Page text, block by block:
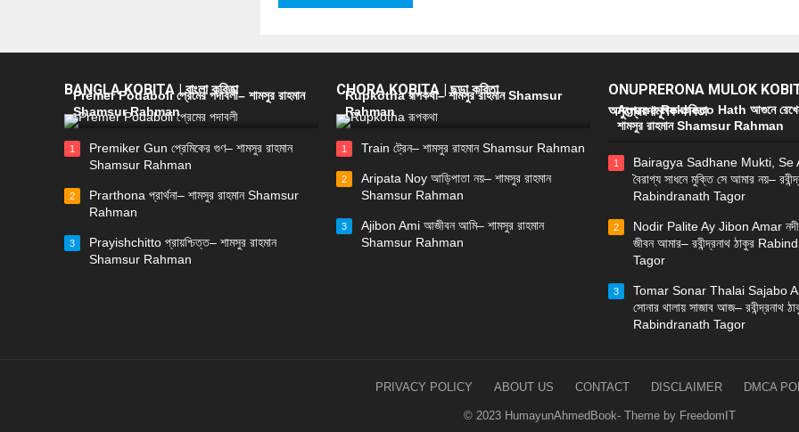
BANGLA KOBITA | বাংলা কবিতা
Premer Podaboli প্রেমের পদাবলী– শামসুর রাহমান
Shamsur Rahman
1
Premiker Gun প্রেমিকের গুণ– শামসুর রাহমান
Shamsur Rahman
2
Prarthona প্রার্থনা– শামসুর রাহমান Shamsur
Rahman
3
Prayishchitto প্রায়শ্চিত্ত– শামসুর রাহমান
Shamsur Rahman
CHORA KOBITA | ছড়া কবিতা
Rupkotha রূপকথা– শামসুর রাহমান Shamsur
Rahman
1 Train ট্রেন– শামসুর রাহমান Shamsur Rahman
2
Aripata Noy আড়িপাতা নয়– শামসুর রাহমান
Shamsur Rahman
3
Ajibon Ami আজীবন আমি– শামসুর রাহমান
Shamsur Rahman
ONUPRERONA MULOK
অনুপ্রেরণামূলক কবিতা
Agune Rekheco Hath আগুনে
শামসুর রাহমান Shamsur Rahman
1
Bairagya Sadhane Mukti, Se
বৈরাগ্য সাধনে মুক্তি সে আমার নয়–
Rabindranath Tagor
2
Nodir Palite Ay Jibon Amar
জীবন আমার– রবীন্দ্রনাথ ঠাকুর
Tagor
3
Tomar Sonar Thalai Sajabo
সোনার থালায় সাজাব আজ– রবীন্দ্রনাথ
Rabindranath Tagor
PRIVACY POLICY ABOUT US CONTACT DISCLAIMER DMCA
© 2023 HumayunAhmedBook- Theme by FreedomIT